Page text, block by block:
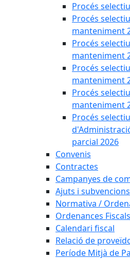
Procés
Procés
manteniment
Procés
manteniment
Procés
manteniment
Procés
manteniment
Procés
parcial 2026
Convenis
Contractes
Campanyes de
Ajuts i subvencions
Normativa /
Ordenances Fiscals
Calendari fiscal
Relació de
Període Mitjà de